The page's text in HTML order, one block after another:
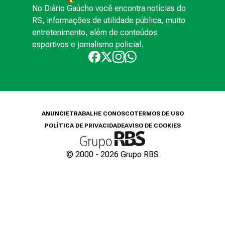
No Diário Gaúcho você encontra notícias do
RS, informações de utilidade pública, muito
entretenimento, além de conteúdos
esportivos e jornalismo policial.
ANUNCIETRABALHE CONOSCOTERMOS DE USO
POLÍTICA DE PRIVACIDADEAVISO DE COOKIES
© 2000 - 2026 Grupo RBS